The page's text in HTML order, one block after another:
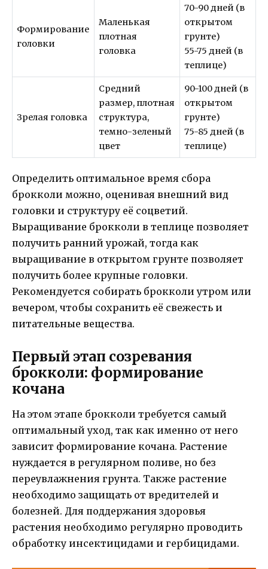
Формирование
головки
Маленькая
плотная
головка
70-90 дней (в
открытом
грунте)
55-75 дней (в
теплице)
Зрелая головка
Средний
размер, плотная
структура,
темно-зеленый
цвет
90-100 дней (в
открытом
грунте)
75-85 дней (в
теплице)
Определить оптимальное время сбора
брокколи можно, оценивая внешний вид
головки и структуру её соцветий.
Выращивание брокколи в теплице позволяет
получить ранний урожай, тогда как
выращивание в открытом грунте позволяет
получить более крупные головки.
Рекомендуется собирать брокколи утром или
вечером, чтобы сохранить её свежесть и
питательные вещества.
Первый этап созревания
брокколи: формирование
кочана
На этом этапе брокколи требуется самый
оптимальный уход, так как именно от него
зависит формирование кочана. Растение
нуждается в регулярном поливе, но без
переувлажнения грунта. Также растение
необходимо защищать от вредителей и
болезней. Для поддержания здоровья
растения необходимо регулярно проводить
обработку инсектицидами и гербицидами.